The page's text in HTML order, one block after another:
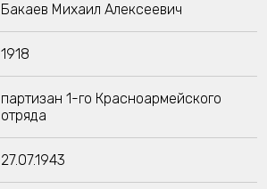
Бакаев Михаил Алексеевич
1918
партизан 1-го Красноармейского
отряда
27.07.1943